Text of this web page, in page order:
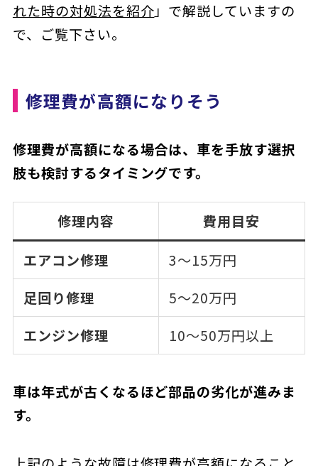
れた時の対処法を紹介」で解説していますの
で、ご覧下さい。
修理費が高額になりそう
修理費が高額になる場合は、車を手放す選択
肢も検討するタイミングです。
修理内容
費用目安
エアコン修理
3〜15万円
足回り修理
5〜20万円
エンジン修理
10〜50万円以上
車は年式が古くなるほど部品の劣化が進みま
す。